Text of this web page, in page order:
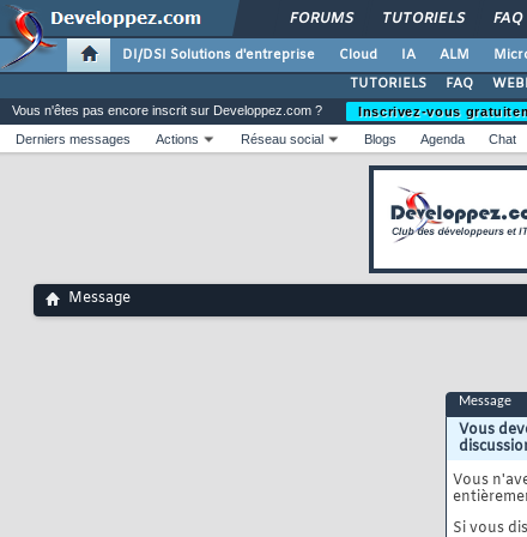
FORUMS TUTORIELS FAQ
DI/DSI Solutions d'entreprise Cloud IA ALM
TUTORIELS
FAQ
Vous n'êtes pas encore inscrit sur Developpez.com ?
Inscrivez-vous
Derniers messages
Actions Réseau social Blogs Agenda Chat
Message
Message
Vous
Vous
Si vous